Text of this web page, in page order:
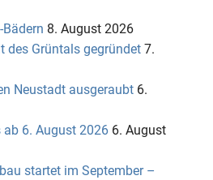
8. August 2026
des Grüntals gegründet 7.
Neustadt ausgeraubt 6.
6. August 2026 6. August
startet im September –